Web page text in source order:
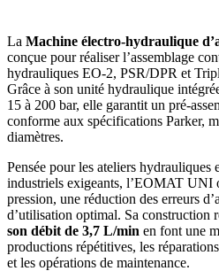
La Machine électro‑hydraulique
conçue pour réaliser l’assemblage
hydrauliques EO‑2, PSR/DPR et
Grâce à son unité hydraulique
15 à 200 bar, elle garantit un
conforme aux spécifications Parker,
diamètres.
Pensée pour les ateliers hydrauliques
industriels exigeants, l’EOMAT UNI
pression, une réduction des erreurs
d’utilisation optimal. Sa construction
son débit de 3,7 L/min en font une
productions répétitives, les
et les opérations de maintenance.